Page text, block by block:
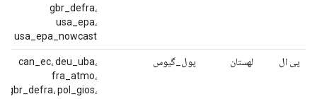
gbr_defra،
usa_epa،
usa_epa_nowcast
پی ال لهستان پول_گیوس
can_ec، deu_uba،
fra_atmo،
gbr_defra، pol_gios،